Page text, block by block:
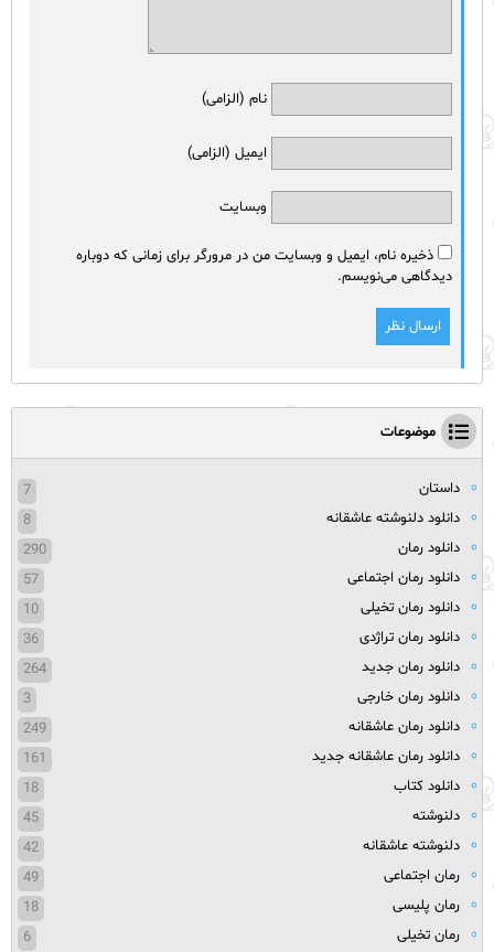
نام (الزامی)
ایمیل (الزامی)
وبسایت
ذخیره نام، ایمیل و وبسایت من در مرورگر برای زمانی که دوباره
دیدگاهی می‌نویسم.
موضوعات
داستان
7
دانلود دلنوشته عاشقانه
8
دانلود رمان
290
دانلود رمان اجتماعی
57
دانلود رمان تخیلی
10
دانلود رمان تراژدی
36
دانلود رمان جدید
264
دانلود رمان خارجی
3
دانلود رمان عاشقانه
249
دانلود رمان عاشقانه جدید
161
دانلود کتاب
18
دلنوشته
45
دلنوشته عاشقانه
42
رمان اجتماعی
49
رمان پلیسی
18
رمان تخیلی
6